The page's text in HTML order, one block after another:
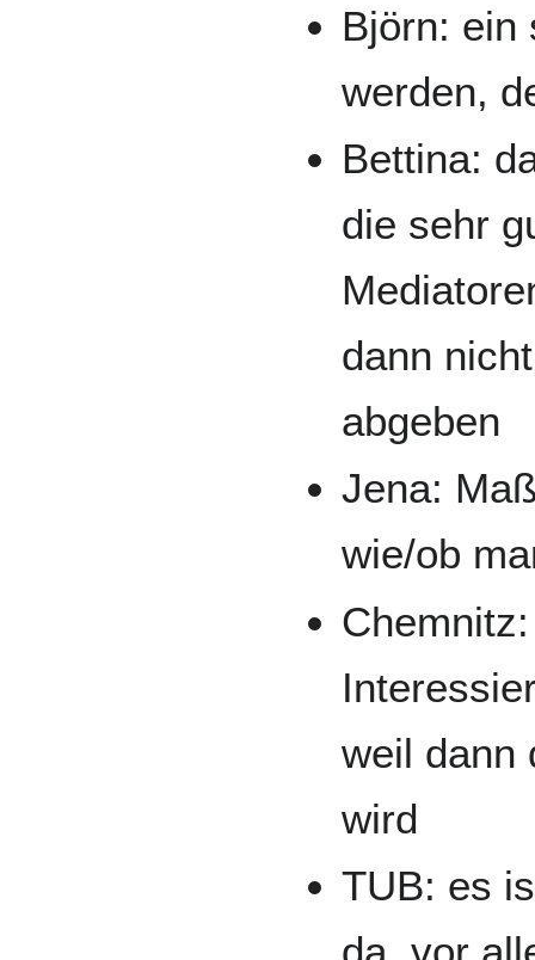
Björn: ein
werden,
Bettina:
die sehr
dann
abgeben
Jena:
wie/ob
weil dann
wird
TUB: es